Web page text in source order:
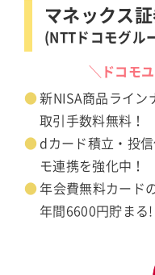
マネックス
(NTTドコモグル
＼ドコモ
新NISA商品ライン
取引手数料無料！
dカード積立・投
モ連携を強化中！
年会費無料カード
年間6600円貯まる!